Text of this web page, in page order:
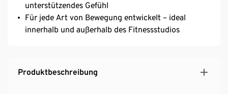
unterstützendes Gefühl
Für jede Art von Bewegung entwickelt – ideal
innerhalb und außerhalb des Fitnessstudios
Produktbeschreibung